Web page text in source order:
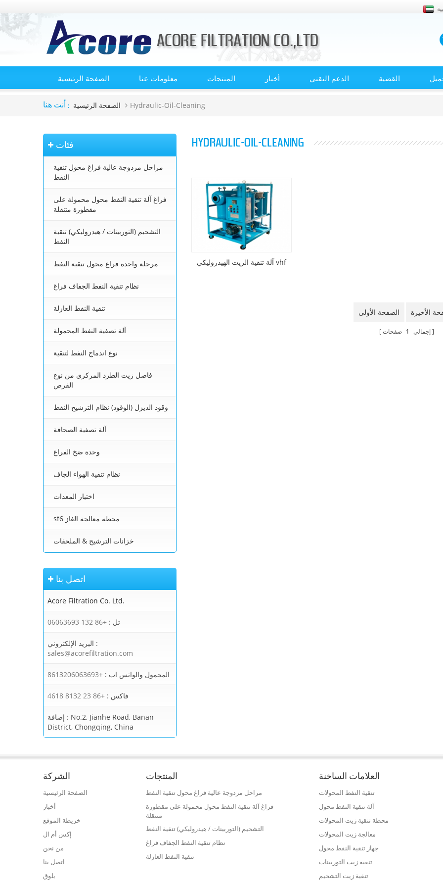
الصفحة الرئيسية معلومات عنا المنتجات أخبار الدعم التقني القضية
أنت هنا : الصفحة الرئيسية Hydraulic-Oil-Cleaning
فئات
مراحل مزدوجة عالية فراغ محول تنقية
النفط
فراغ آلة تنقية النفط محول محمولة على
مقطورة متنقلة
التشحيم (التوربينات / هيدروليكي) تنقية
النفط
مرحلة واحدة فراغ محول تنقية النفط
نظام تنقية النفط الجفاف فراغ
تنقية النفط العازلة
آلة تصفية النفط المحمولة
نوع اندماج النفط لتنقية
فاصل زيت الطرد المركزي من نوع
القرص
وقود الديزل (الوقود) نظام الترشيح النفط
آلة تصفية الصحافة
وحدة ضخ الفراغ
نظام تنقية الهواء الجاف
اختبار المعدات
sf6 محطة معالجة الغاز
خزانات الترشيح & الملحقات
اتصل بنا
Acore Filtration Co. Ltd.
تل : +86 132 06063693
البريد الإلكتروني :
sales@acorefiltration.com
المحمول والواتس اب : +8613206063693
فاكس : +86 23 8132 4618
إضافة : No.2, Jianhe Road, Banan
District, Chongqing, China
HYDRAULIC-OIL-CLEANING
آلة تنقية الزيت الهيدروليكي vhf
الصفحة الأولى الأخيرة
إجمالي 1 صفحات
الشركة
الصفحة الرئيسية
أخبار
خريطة الموقع
إكس أم ال
من نحن
اتصل بنا
بلوق
المنتجات
مراحل مزدوجة عالية فراغ محول تنقية النفط
فراغ آلة تنقية النفط محول محمولة على مقطورة
متنقلة
التشحيم (التوربينات / هيدروليكي) تنقية النفط
نظام تنقية النفط الجفاف فراغ
تنقية النفط العازلة
العلامات الساخنة
تنقية النفط المحولات
آلة تنقية النفط محول
محطة تنقية زيت المحولات
معالجة زيت المحولات
جهاز تنقية النفط محول
تنقية زيت التوربينات
تنقية زيت التشحيم